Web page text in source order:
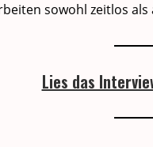
sowohl zeit­los
Lies das